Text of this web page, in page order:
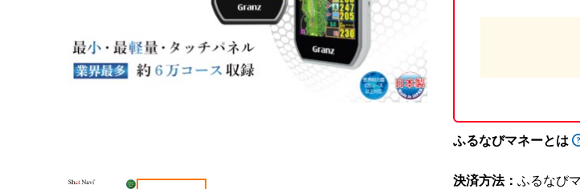
ふるなびマネーとは
決済方法： ふるなび